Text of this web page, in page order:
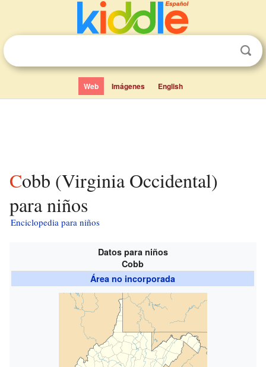
Web Imágenes English
Cobb (Virginia Occidental)
para niños
Enciclopedia para niños
Datos para niños
Cobb
Área no incorporada